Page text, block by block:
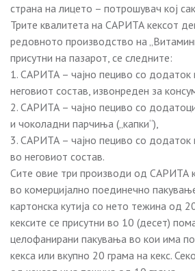
страна на лицето – потрошувач кој
Трите квалитета на САРИТА кексот
редовното производство на
присутни на пазарот, се следните:
1. САРИТА – чајно пециво со
неговиот состав, извонреден за
2. САРИТА – чајно пециво со
и чоколадни парчиња („капки“),
3. САРИТА – чајно пециво со додаток
во неговиот состав.
Сите овие три производи од САРИТА
во комерцијално поединечно
картонска кутија со нето тежина од
кексите се присутни во 10 (десет)
целофанирани пакувања во кои има
кекса или вкупно 20 грама на кекс.